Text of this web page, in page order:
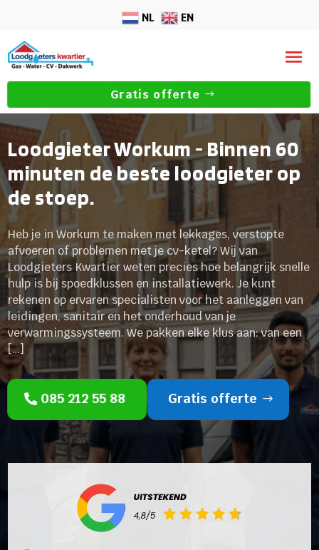
NL EN
Gratis offerte
Loodgieter Workum - Binnen 60
minuten de beste loodgieter op
de stoep.
Heb je in Workum te maken met lekkages, verstopte
afvoeren of problemen met je cv-ketel? Wij van
Loodgieters Kwartier weten precies hoe belangrijk snelle
hulp is bij spoedklussen en installatiewerk. Je kunt
rekenen op ervaren specialisten voor het aanleggen van
leidingen, sanitair en het onderhoud van je
verwarmingssysteem. We pakken elke klus aan: van een
[…]
085 212 55 88 Gratis offerte